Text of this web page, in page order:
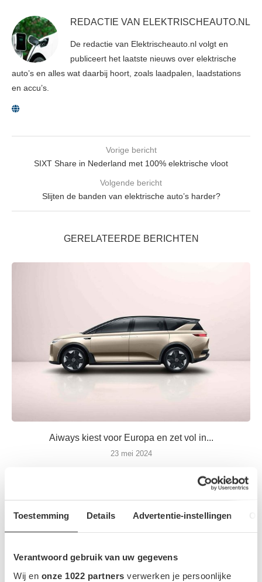
Toestemming Details Advertentie-instellingen
Verantwoord gebruik van uw gegevens
Wij en onze 1022 partners verwerken je persoonlijke
REDACTIE VAN ELEKTRISCHEAUTO.NL
De redactie van Elektrischeauto.nl volgt en
publiceert het laatste nieuws over elektrische
auto’s en alles wat daarbij hoort, zoals laadpalen, laadstations
en accu’s.
Vorige bericht
SIXT Share in Nederland met 100% elektrische vloot
Volgende bericht
Slijten de banden van elektrische auto’s harder?
GERELATEERDE BERICHTEN
Aiways kiest voor Europa en zet vol in...
23 mei 2024